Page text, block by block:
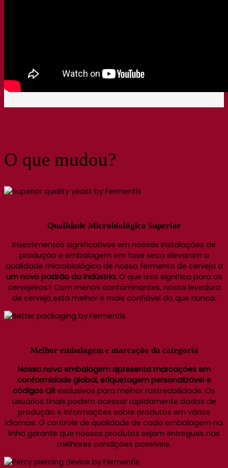
O que mudou?
Qualidade Microbiológica Superior
Investimentos significativos em nossas instalações de
produção e embalagem em fase seca elevaram a
qualidade microbiológica de nosso fermento de cerveja a
um novo padrão da indústria.O que isso significa para os
cervejeiros? Com menos contaminantes, nossa levedura
de cerveja está melhor e mais confiável do que nunca.
Melhor embalagem e marcação da categoria
Nossa nova embalagem apresenta marcações em
conformidade global, etiquetagem personalizável e
códigos QR exclusivos para melhor rastreabilidade. Os
usuários finais podem acessar rapidamente dados de
produção e informações sobre produtos em vários
idiomas. O controle de qualidade de cada embalagem na
linha garante que nossos produtos sejam entregues nas
melhores condições possíveis.